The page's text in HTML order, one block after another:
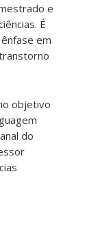
e
É
em
objetivo
do